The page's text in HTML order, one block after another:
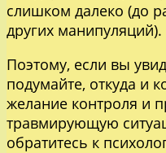
слишком далеко (до
других манипуляций).
Поэтому, если вы
подумайте, откуда и
желание контроля и
травмирующую
обратитесь к